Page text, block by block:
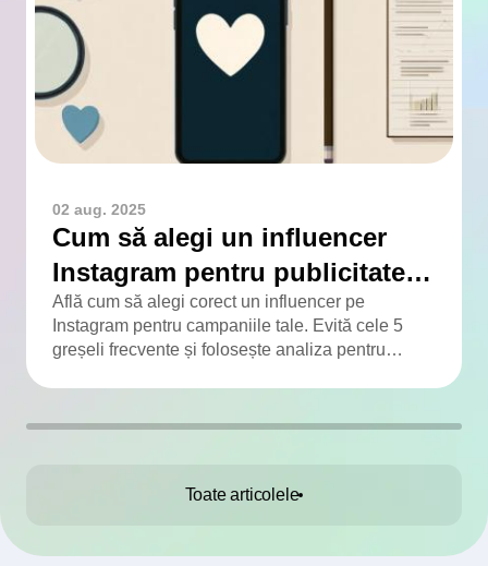
02 aug. 2025
Cum să alegi un influencer
Instagram pentru publicitate: 5
greșeli ușor de evitat
Află cum să alegi corect un influencer pe
Instagram pentru campaniile tale. Evită cele 5
greșeli frecvente și folosește analiza pentru
Toate articolele